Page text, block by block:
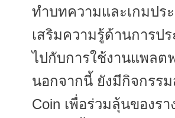
ทำบทความและเกมปร
เสริมความรู้ด้านการป
ไปกับการใช้งานแพลต
นอกจากนี้ ยังมีกิจกรร
Coin เพื่อร่วมลุ้นของรา